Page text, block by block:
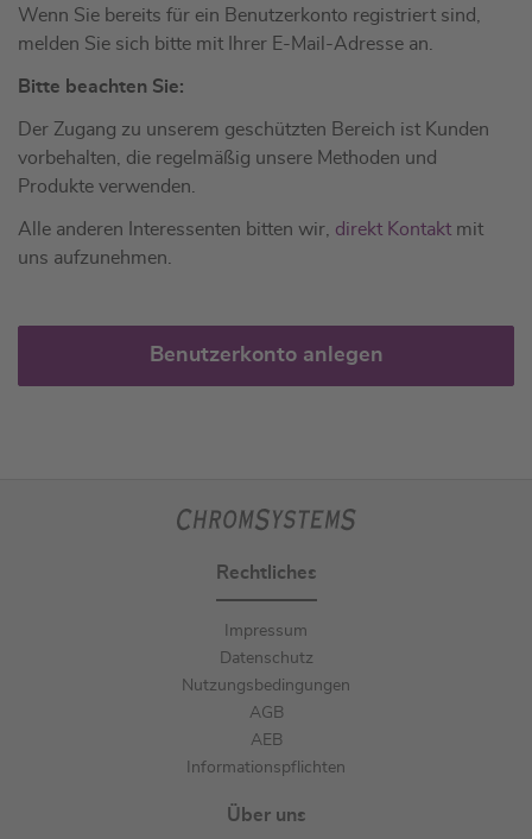
Wenn Sie bereits für ein Benutzerkonto registriert sind,
melden Sie sich bitte mit Ihrer E-Mail-Adresse an.
Bitte beachten Sie:
Der Zugang zu unserem geschützten Bereich ist Kunden
vorbehalten, die regelmäßig unsere Methoden und
Produkte verwenden.
Alle anderen Interessenten bitten wir, direkt Kontakt mit
uns aufzunehmen.
Benutzerkonto anlegen
Rechtliches
Impressum
Datenschutz
Nutzungsbedingungen
AGB
AEB
Informationspflichten
Über uns